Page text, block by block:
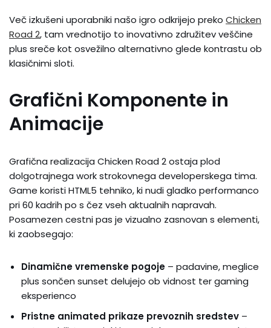
Več izkušeni uporabniki našo igro odkrijejo preko Chicken
Road 2, tam vrednotijo to inovativno združitev veščine
plus sreče kot osvežilno alternativno glede kontrastu ob
klasičnimi sloti.
Grafični Komponente in
Animacije
Grafična realizacija Chicken Road 2 ostaja plod
dolgotrajnega work strokovnega developerskega tima.
Game koristi HTML5 tehniko, ki nudi gladko performanco
pri 60 kadrih po s čez vseh aktualnih napravah.
Posamezen cestni pas je vizualno zasnovan s elementi,
ki zaobsegajo:
Dinamične vremenske pogoje – padavine, meglice
plus sončen sunset delujejo ob vidnost ter gaming
eksperienco
Pristne animated prikaze prevoznih sredstev –